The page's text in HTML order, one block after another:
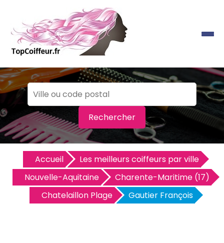
Rechercher
Accueil
Les meilleurs coiffeurs par ville
Nouvelle-Aquitaine
Charente-Maritime (17)
Chatelaillon Plage
Gautier François